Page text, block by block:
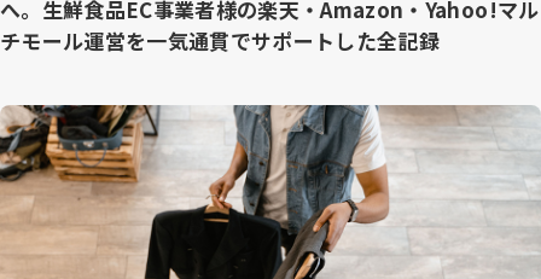
へ。生鮮食品EC事業者様の楽天・Amazon・Yahoo!マル
チモール運営を一気通貫でサポートした全記録